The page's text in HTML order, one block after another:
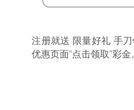
注册就送 限量好礼 手
优惠页面”点击领取”彩金。